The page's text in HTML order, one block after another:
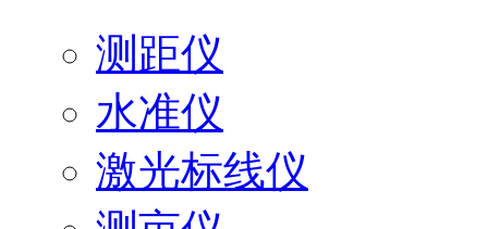
测距仪
水准仪
激光标线仪